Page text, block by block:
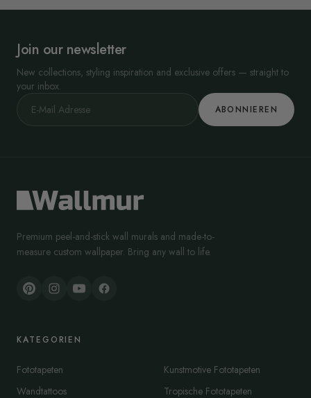
Join our newsletter
New collections, styling inspiration and exclusive offers — straight to
your inbox.
ABONNIEREN
Premium peel-and-stick wall murals and made-to-
measure custom wallpaper. Bring any wall to life.
KATEGORIEN
Fototapeten
Wandtattoos
Kunstmotive Fototapeten
Tropische Fototapeten